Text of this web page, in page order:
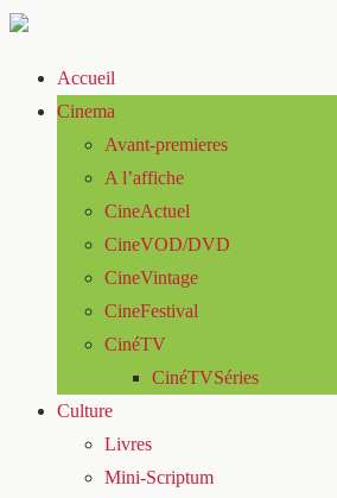
Accueil
Cinema
Avant-premieres
A l’affiche
CineActuel
CineVOD/DVD
CineVintage
CineFestival
CinéTV
CinéTVSéries
Culture
Livres
Mini-Scriptum